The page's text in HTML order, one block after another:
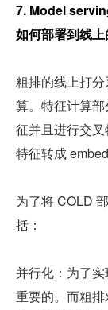
7. Model
如何部署到线上
粗排的线上打
算。特征计算
征并且进行交
特征转成
为了将 COLD
括：
并行化：为了
重要的。而粗